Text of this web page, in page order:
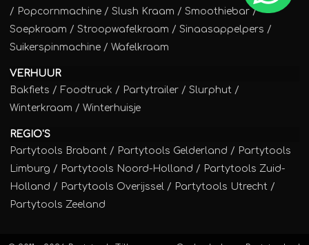
/ Popcornmachine / Slush Kraam / Smoothiebar /
Soepkraam / Stroopwafelkraam / Sinaasappelpers /
Suikerspinmachine / Wafelkraam
VERHUUR
Bakfiets / Foodtruck / Partytrailer / Slurphut /
Winterkraam / Winterhuisje
REGIO'S
Partytools Brabant / Partytools Gelderland / Partytools
Limburg / Partytools Noord-Holland / Partytools Zuid-
Holland / Partytools Overijssel / Partytools Utrecht /
Partytools Zeeland